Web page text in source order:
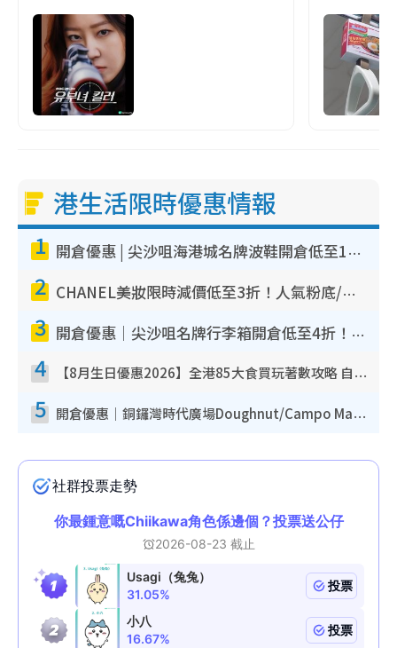
港生活限時優惠情報
1 開倉優惠 | 尖沙咀海港城名牌波鞋開倉低至1折！On鞋$899起／Joy&Peace鞋履$98起
2 CHANEL美妝限時減價低至3折！人氣粉底/唇膏/精華液低至$275！COCO香水都有平
3 開倉優惠｜尖沙咀名牌行李箱開倉低至4折！一連5日 American Tourister/ace./Hallmark $200起！
4 【8月生日優惠2026】全港85大食買玩著數攻略 自助餐/火鍋放題同行免費＋誠品/DONKI送現金券
5 開倉優惠｜銅鑼灣時代廣場Doughnut/Campo Marzio開倉低至1折！背囊、書包、手袋劈價$200起